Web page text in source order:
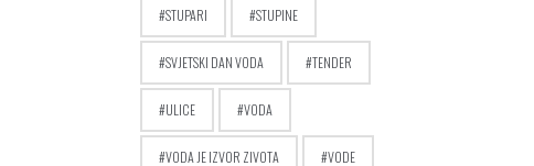
STUPARI STUPINE
SVJETSKI DAN VODA TENDER
ULICE VODA
VODA JE IZVOR ZIVOTA VODE